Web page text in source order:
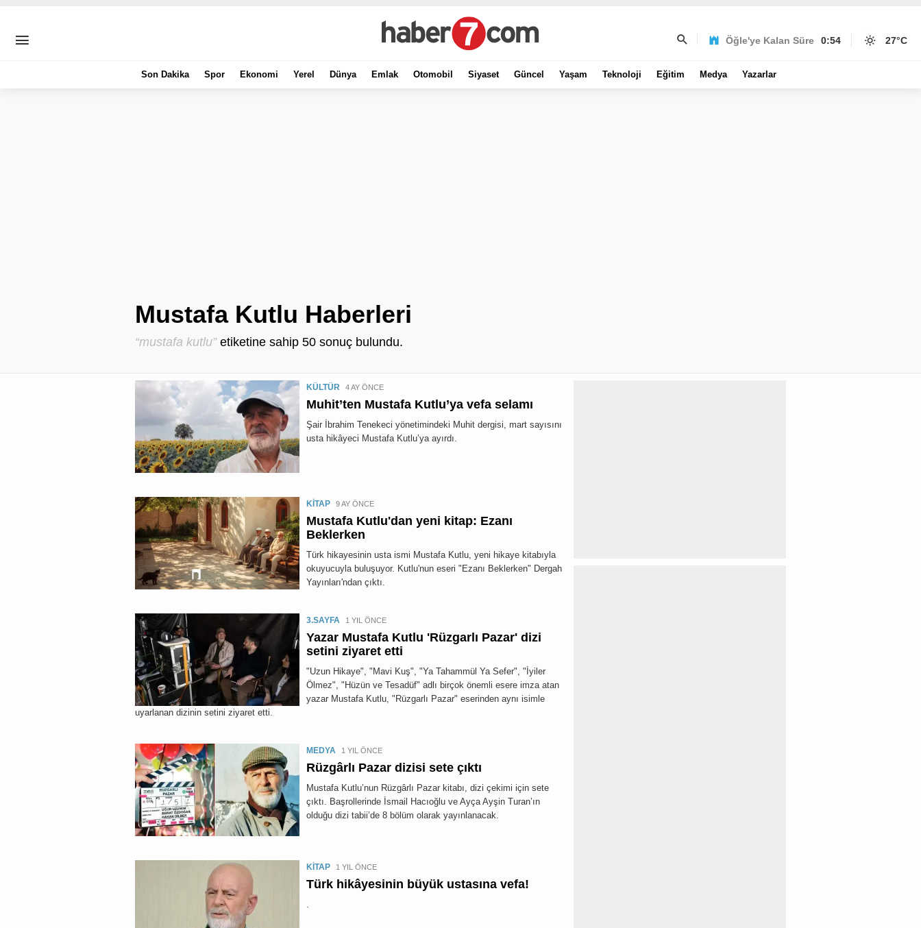
Öğle'ye Kalan Süre 0:54 27°C
Son Dakika Spor Ekonomi Yerel Dünya Emlak Otomobil Siyaset Güncel Yaşam Teknoloji Eğitim Medya Yazarlar
Mustafa Kutlu Haberleri
“mustafa kutlu”etiketine sahip 50 sonuç bulundu.
KÜLTÜR 4 AY ÖNCE
Muhit’ten Mustafa Kutlu’ya vefa selamı
Şair İbrahim Tenekeci yönetimindeki Muhit dergisi, mart sayısını
usta hikâyeci Mustafa Kutlu’ya ayırdı.
KİTAP 9 AY ÖNCE
Mustafa Kutlu'dan yeni kitap: Ezanı
Beklerken
Türk hikayesinin usta ismi Mustafa Kutlu, yeni hikaye kitabıyla
okuyucuyla buluşuyor. Kutlu'nun eseri "Ezanı Beklerken" Dergah
Yayınları'ndan çıktı.
3.SAYFA 1 YIL ÖNCE
Yazar Mustafa Kutlu 'Rüzgarlı Pazar' dizi
setini ziyaret etti
"Uzun Hikaye", "Mavi Kuş", "Ya Tahammül Ya Sefer", "İyiler
Ölmez", "Hüzün ve Tesadüf" adlı birçok önemli esere imza atan
yazar Mustafa Kutlu, "Rüzgarlı Pazar" eserinden aynı isimle
uyarlanan dizinin setini ziyaret etti.
MEDYA 1 YIL ÖNCE
Rüzgârlı Pazar dizisi sete çıktı
Mustafa Kutlu’nun Rüzgârlı Pazar kitabı, dizi çekimi için sete
çıktı. Başrollerinde İsmail Hacıoğlu ve Ayça Ayşin Turan’ın
olduğu dizi tabii’de 8 bölüm olarak yayınlanacak.
KİTAP 1 YIL ÖNCE
Türk hikâyesinin büyük ustasına vefa!
.